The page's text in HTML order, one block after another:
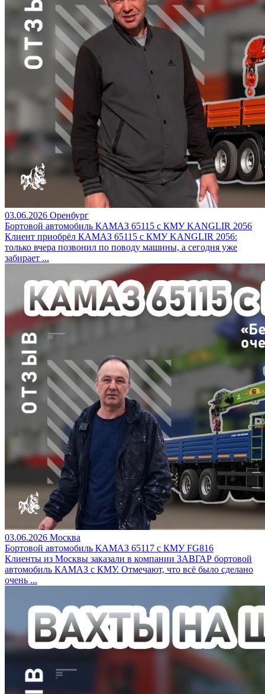
03.06.2026 Оренбург
Бортовой автомобиль КАМАЗ 65115 с КМУ KANGLIR 2056
Клиент приобрёл КАМАЗ 65115 с КМУ KANGLIR 2056:
только вчера позвонил по поводу машины, а сегодня уже
забирает ...
03.06.2026 Москва
Бортовой автомобиль КАМАЗ 65117 с КМУ FG816
Клиенты из Москвы заказали в компании ЗАВГАР бортовой
автомобиль КАМАЗ с КМУ. Отмечают, что всё было сделано
очень ...